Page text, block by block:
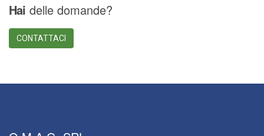
Hai delle domande?
CONTATTACI